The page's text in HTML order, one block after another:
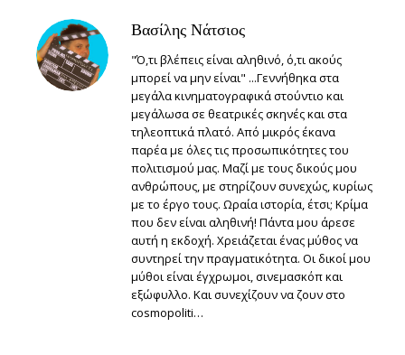
Βασίλης Νάτσιος
"Ό,τι βλέπεις είναι αληθινό, ό,τι ακούς
μπορεί να μην είναι" ...Γεννήθηκα στα
μεγάλα κινηματογραφικά στούντιο και
μεγάλωσα σε θεατρικές σκηνές και στα
τηλεοπτικά πλατό. Από μικρός έκανα
παρέα με όλες τις προσωπικότητες του
πολιτισμού μας. Μαζί με τους δικούς μου
ανθρώπους, με στηρίζουν συνεχώς, κυρίως
με το έργο τους. Ωραία ιστορία, έτσι; Κρίμα
που δεν είναι αληθινή! Πάντα μου άρεσε
αυτή η εκδοχή. Χρειάζεται ένας μύθος να
συντηρεί την πραγματικότητα. Οι δικοί μου
μύθοι είναι έγχρωμοι, σινεμασκόπ και
εξώφυλλο. Και συνεχίζουν να ζουν στο
cosmopoliti…